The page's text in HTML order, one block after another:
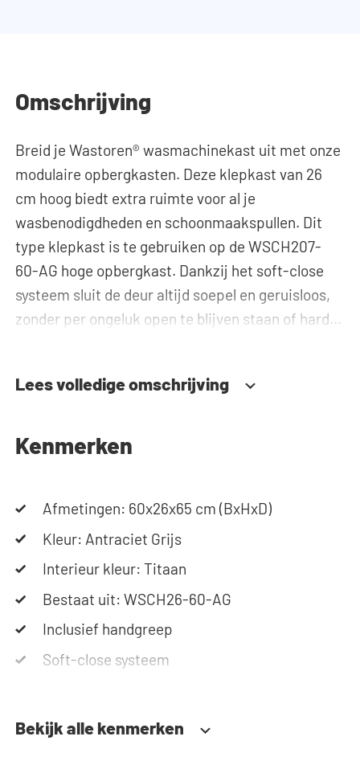
Omschrijving
Breid je Wastoren® wasmachinekast uit met onze
modulaire opbergkasten. Deze klepkast van 26
cm hoog biedt extra ruimte voor al je
wasbenodigdheden en schoonmaakspullen. Dit
type klepkast is te gebruiken op de WSCH207-
60-AG hoge opbergkast. Dankzij het soft-close
systeem sluit de deur altijd soepel en geruisloos,
zonder per ongeluk open te blijven staan of hard
ideale wasmachinekast samen te stellen. Ons
mail. Let op: de kasten worden als bouwpakket
Lees volledige omschrijving
Kenmerken
Afmetingen: 60x26x65 cm (BxHxD)
Kleur: Antraciet Grijs
Interieur kleur: Titaan
Bestaat uit: WSCH26-60-AG
Inclusief handgreep
Soft-close systeem
Bekijk alle kenmerken